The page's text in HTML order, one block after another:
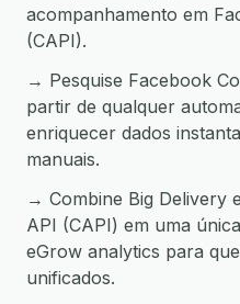
acompanhamento em
(CAPI).
→ Pesquise Facebook
partir de qualquer
enriquecer dados
manuais.
→ Combine Big Delivery
API (CAPI) em uma
eGrow analytics para
unificados.